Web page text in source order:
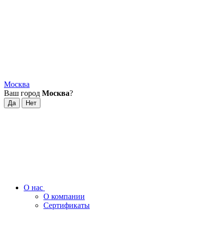
Москва
Ваш город Москва?
О нас
О компании
Сертификаты